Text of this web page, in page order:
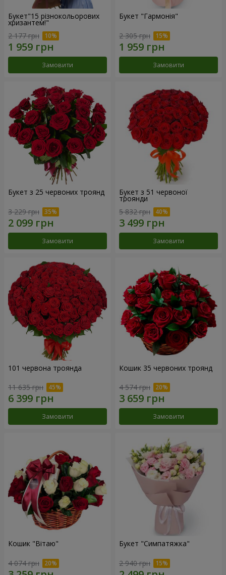
Букет"15 різнокольорових
хризантем!"
2 177 грн
Замовити
Букет "Гармонія"
2 305 грн
Замовити
Букет з 25 червоних троянд
3 229 грн
Замовити
Букет з 51 червоної
троянди
5 832 грн
Замовити
101 червона троянда
11 635 грн
Замовити
Кошик 35 червоних троянд
4 574 грн
Замовити
Кошик "Вітаю"
4 074 грн
Букет "Симпатяжка"
2 940 грн